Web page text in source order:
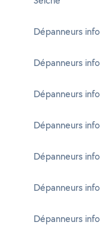
Dépanneurs
Dépanneurs
Dépanneurs
Dépanneurs
Dépanneurs
Dépanneurs
Dépanneurs